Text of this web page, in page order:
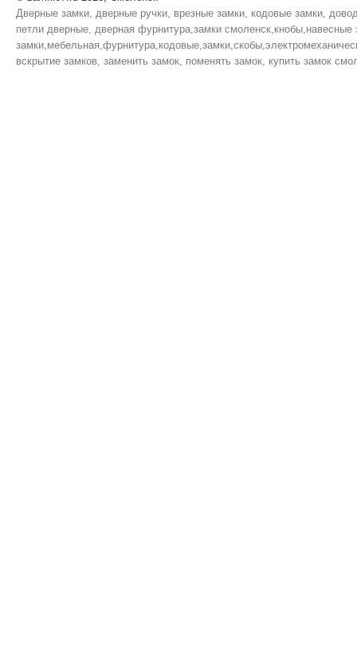
Дверные замки, дверные ручки, врезные замки, кодовые замки,
петли дверные, дверная фурнитура,замки
вскрытие замков, заменить замок, поменять замок, купить замок